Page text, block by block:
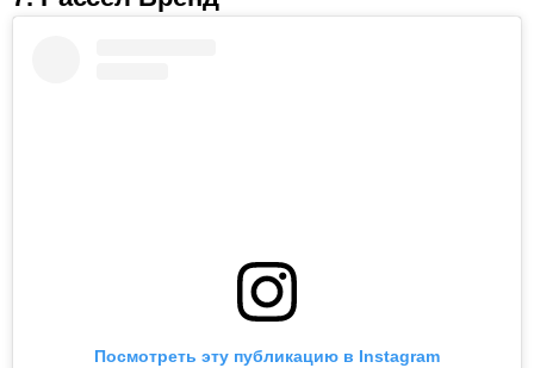
Посмотреть эту публикацию в Instagram